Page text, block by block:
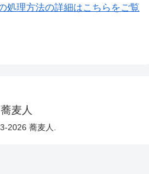
処理方法の詳細はこちらをご覧
蕎麦人
2026 蕎麦人.